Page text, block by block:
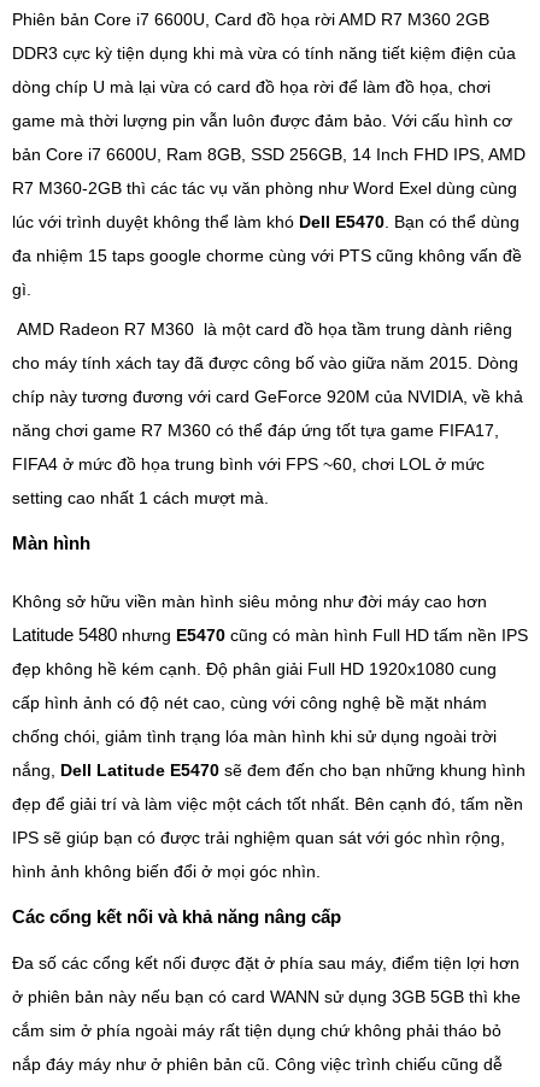
Phiên bản Core i7 6600U, Card đồ họa rời AMD R7 M360 2GB
DDR3 cực kỳ tiện dụng khi mà vừa có tính năng tiết kiệm điện của
dòng chíp U mà lại vừa có card đồ họa rời để làm đồ họa, chơi
game mà thời lượng pin vẫn luôn được đảm bảo. Với cấu hình cơ
bản Core i7 6600U, Ram 8GB, SSD 256GB, 14 Inch FHD IPS, AMD
R7 M360-2GB thì các tác vụ văn phòng như Word Exel dùng cùng
lúc với trình duyệt không thể làm khó Dell E5470. Bạn có thể dùng
đa nhiệm 15 taps google chorme cùng với PTS cũng không vấn đề
gì.
AMD Radeon R7 M360 là một card đồ họa tầm trung dành riêng
cho máy tính xách tay đã được công bố vào giữa năm 2015. Dòng
chíp này tương đương với card GeForce 920M của NVIDIA, về khả
năng chơi game R7 M360 có thể đáp ứng tốt tựa game FIFA17,
FIFA4 ở mức đồ họa trung bình với FPS ~60, chơi LOL ở mức
setting cao nhất 1 cách mượt mà.
Màn hình
Không sở hữu viền màn hình siêu mỏng như đời máy cao hơn
Latitude 5480 nhưng E5470 cũng có màn hình Full HD tấm nền IPS
đẹp không hề kém cạnh. Độ phân giải Full HD 1920x1080 cung
cấp hình ảnh có độ nét cao, cùng với công nghệ bề mặt nhám
chống chói, giảm tình trạng lóa màn hình khi sử dụng ngoài trời
nắng, Dell Latitude E5470 sẽ đem đến cho bạn những khung hình
đẹp để giải trí và làm việc một cách tốt nhất. Bên cạnh đó, tấm nền
IPS sẽ giúp bạn có được trải nghiệm quan sát với góc nhìn rộng,
hình ảnh không biến đổi ở mọi góc nhìn.
Các cổng kết nối và khả năng nâng cấp
Đa số các cổng kết nối được đặt ở phía sau máy, điểm tiện lợi hơn
ở phiên bản này nếu bạn có card WANN sử dụng 3GB 5GB thì khe
cắm sim ở phía ngoài máy rất tiện dụng chứ không phải tháo bỏ
nắp đáy máy như ở phiên bản cũ. Công việc trình chiếu cũng dễ